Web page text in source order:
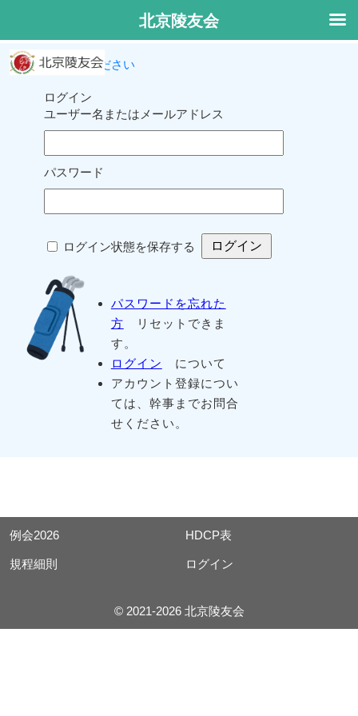
ログインしてください
ログイン
ユーザー名またはメールアドレス
パスワード
ログイン状態を保存する
パスワードを忘れた
方 リセットできま
す。
ログイン
について
アカウント登録につい
ては、幹事までお問合
せください。
例会2026 HDCP表
規程細則 ログイン
© 2021-2026 北京陵友会
北京陵友会